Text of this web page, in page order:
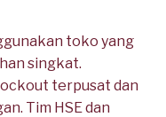
toko yang
singkat.
terpusat dan
Tim HSE dan